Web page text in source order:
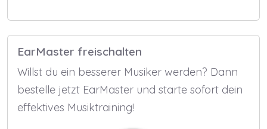
EarMaster freischalten
Willst du ein besserer Musiker werden? Dann
bestelle jetzt EarMaster und starte sofort dein
effektives Musiktraining!